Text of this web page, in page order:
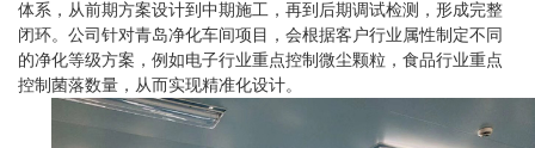
体系，从前期方案设计到中期施工，再到后期调试检测，形成完整
闭环。公司针对青岛净化车间项目，会根据客户行业属性制定不同
的净化等级方案，例如电子行业重点控制微尘颗粒，食品行业重点
控制菌落数量，从而实现精准化设计。